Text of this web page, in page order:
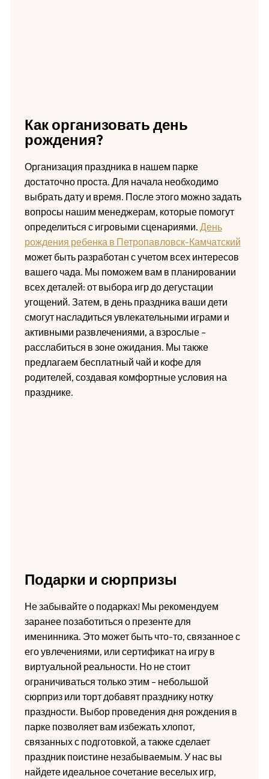
Как организовать день
рождения?
Организация праздника в нашем парке
достаточно проста. Для начала необходимо
выбрать дату и время. После этого можно задать
вопросы нашим менеджерам, которые помогут
определиться с игровыми сценариями. День
рождения ребенка в Петропавловск-Камчатский
может быть разработан с учетом всех интересов
вашего чада. Мы поможем вам в планировании
всех деталей: от выбора игр до дегустации
угощений. Затем, в день праздника ваши дети
смогут насладиться увлекательными играми и
активными развлечениями, а взрослые –
расслабиться в зоне ожидания. Мы также
предлагаем бесплатный чай и кофе для
родителей, создавая комфортные условия на
празднике.
Подарки и сюрпризы
Не забывайте о подарках! Мы рекомендуем
заранее позаботиться о презенте для
именинника. Это может быть что-то, связанное с
его увлечениями, или сертификат на игру в
виртуальной реальности. Но не стоит
ограничиваться только этим – небольшой
сюрприз или торт добавят празднику нотку
праздности. Выбор проведения дня рождения в
парке позволяет вам избежать хлопот,
связанных с подготовкой, а также сделает
праздник поистине незабываемым. У нас вы
найдете идеальное сочетание веселых игр,